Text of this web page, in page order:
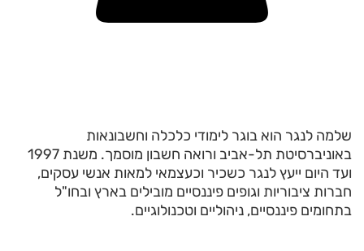
שלמה לנגר הוא בוגר לימודי כלכלה וחשבונאות
באוניברסיטת תל-אביב ורואה חשבון מוסמך. משנת 1997
ועד היום ייעץ לנגר כשכיר וכעצמאי למאות אנשי עסקים,
חברות ציבוריות וגופים פיננסיים מובילים בארץ ובחו"ל
בתחומים פיננסיים, ניהוליים וטכנולוגיים.